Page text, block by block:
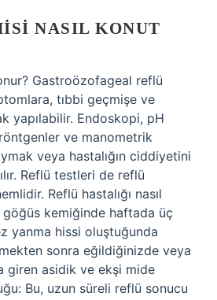
NASIL KONUT
Gastroözofageal reflü
tıbbi geçmişe ve
yapılabilir. Endoskopi, pH
ve manometrik
veya hastalığın ciddiyetini
Reflü testleri de reflü
Reflü hastalığı nasıl
kemiğinde haftada üç
yanma hissi oluştuğunda
sonra eğildiğinizde veya
giren asidik ve ekşi mide
Bu, uzun süreli reflü sonucu